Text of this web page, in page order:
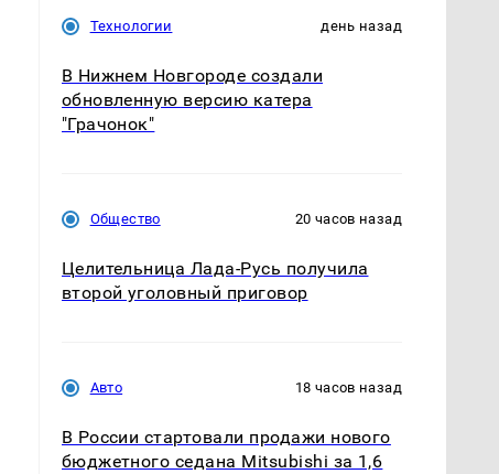
Технологии день назад
В Нижнем Новгороде создали
обновленную версию катера
"Грачонок"
Общество 20 часов назад
Целительница Лада-Русь получила
второй уголовный приговор
Авто 18 часов назад
В России стартовали продажи нового
бюджетного седана Mitsubishi за 1,6